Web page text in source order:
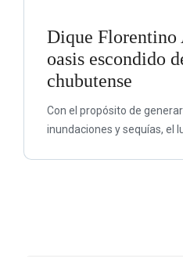
Dique Florentino
oasis escondido
chubutense
Con el propósito de
inundaciones y sequías, el